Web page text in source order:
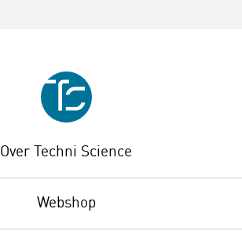
Over Techni Science
Webshop